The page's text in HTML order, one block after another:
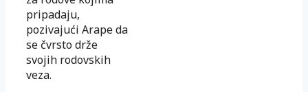
pripadaju,
pozivajući Arape da
se čvrsto drže
svojih rodovskih
veza.